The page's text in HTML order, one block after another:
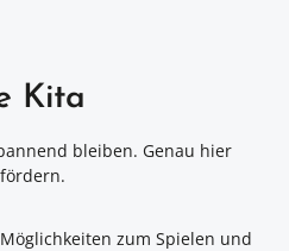
Kita
bleiben. Genau hier
zum Spielen und